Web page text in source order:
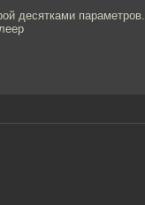
десятками параметров.